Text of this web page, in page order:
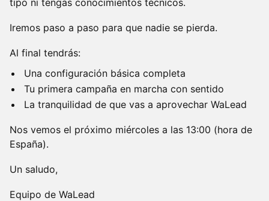
tipo ni tengas conocimientos técnicos.
Iremos paso a paso para que nadie se pierda.
Al final tendrás:
Una configuración básica completa
Tu primera campaña en marcha con sentido
La tranquilidad de que vas a aprovechar WaLead
Nos vemos el próximo miércoles a las 13:00 (hora de
España).
Un saludo,
Equipo de WaLead